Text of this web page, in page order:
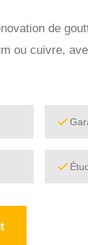
de
ou cuivre,